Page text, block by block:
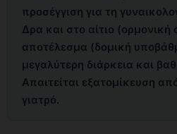
προσέγγιση για τη
Δρα και στο αίτιο
αποτέλεσμα (δομική
μεγαλύτερη διάρκεια και
Απαιτείται εξατομίκευση
γιατρό.